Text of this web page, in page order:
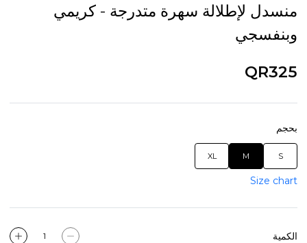
منسدل لإطلالة سهرة متدرجة - كريمي
وبنفسجي
QR325
بحجم
S
M
XL
Size chart
الكمية